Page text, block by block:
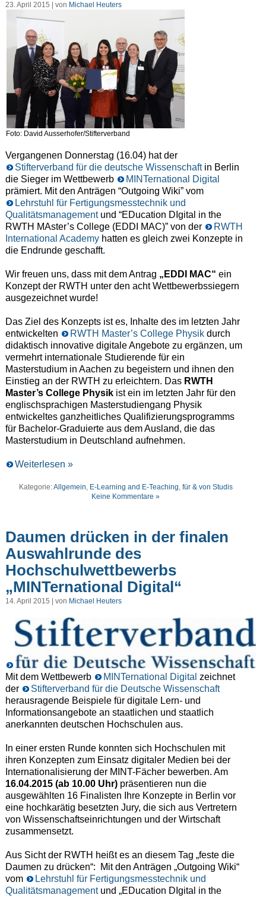
23. April 2015 | von Michael Heuters
Foto: David Ausserhofer/Stifterverband
Vergangenen Donnerstag (16.04) hat der
Stifterverband für die deutsche Wissenschaftin Berlin
die Sieger im Wettbewerb
MINTernational Digital
prämiert. Mit den Anträgen “Outgoing Wiki” vom
Lehrstuhl für Fertigungsmesstechnik und
Qualitätsmanagementund “EDucation DIgital in the
RWTH MAster’s College (EDDI MAC)” von der
RWTH
International Academyhatten es gleich zwei Konzepte in
die Endrunde geschafft.
Wir freuen uns, dass mit dem Antrag „EDDI MAC“ ein
Konzept der RWTH unter den acht Wettbewerbssiegern
ausgezeichnet wurde!
Das Ziel des Konzepts ist es, Inhalte des im letzten Jahr
entwickelten
RWTH Master’s College Physikdurch
didaktisch innovative digitale Angebote zu ergänzen, um
vermehrt internationale Studierende für ein
Masterstudium in Aachen zu begeistern und ihnen den
Einstieg an der RWTH zu erleichtern. Das RWTH
Master’s College Physik ist ein im letzten Jahr für den
englischsprachigen Masterstudiengang Physik
entwickeltes ganzheitliches Qualifizierungsprogramms
für Bachelor-Graduierte aus dem Ausland, die das
Masterstudium in Deutschland aufnehmen.
Weiterlesen »
Kategorie:Allgemein, E-Learning and E-Teaching, für & von Studis
Keine Kommentare »
Daumen drücken in der finalen
Auswahlrunde des
Hochschulwettbewerbs
„MINTernational Digital“
14. April 2015 | von Michael Heuters
Mit dem Wettbewerb MINTernational Digital zeichnet
der
Stifterverband für die Deutsche Wissenschaft
herausragende Beispiele für digitale Lern- und
Informationsangebote an staatlichen und staatlich
anerkannten deutschen Hochschulen aus.
In einer ersten Runde konnten sich Hochschulen mit
ihren Konzepten zum Einsatz digitaler Medien bei der
Internationalisierung der MINT-Fächer bewerben. Am
16.04.2015 (ab 10.00 Uhr)präsentieren nun die
ausgewählten 16 Finalisten Ihre Konzepte in Berlin vor
eine hochkarätig besetzten Jury, die sich aus Vertretern
von Wissenschaftseinrichtungen und der Wirtschaft
zusammensetzt.
Aus Sicht der RWTH heißt es an diesem Tag „feste die
Daumen zu drücken“: Mit den Anträgen „Outgoing Wiki“
vom
Lehrstuhl für Fertigungsmesstechnik und
Qualitätsmanagementund „EDucation DIgital in the